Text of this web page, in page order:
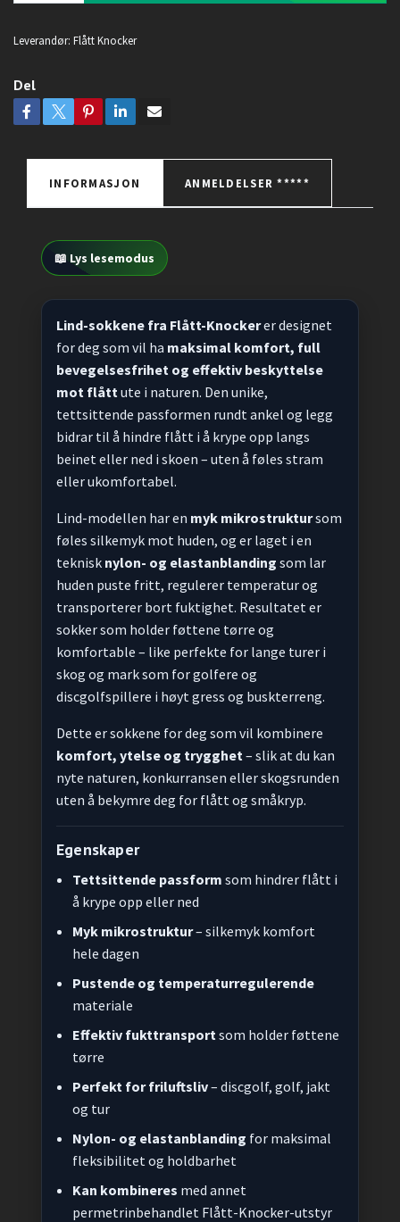
Leverandør: Flått Knocker
Del
INFORMASJON ANMELDELSER *****
📖 Lys lesemodus
Lind-sokkene fra Flått-Knockerer designet
for deg som vil ha maksimal komfort, full
bevegelsesfrihet og effektiv beskyttelse
mot flått ute i naturen. Den unike,
tettsittende passformen rundt ankel og legg
bidrar til å hindre flått i å krype opp langs
beinet eller ned i skoen – uten å føles stram
eller ukomfortabel.
Lind-modellen har en myk mikrostruktursom
føles silkemyk mot huden, og er laget i en
teknisk nylon- og elastanblanding som lar
huden puste fritt, regulerer temperatur og
transporterer bort fuktighet. Resultatet er
sokker som holder føttene tørre og
komfortable – like perfekte for lange turer i
skog og mark som for golfere og
discgolfspillere i høyt gress og buskterreng.
Dette er sokkene for deg som vil kombinere
komfort, ytelse og trygghet – slik at du kan
nyte naturen, konkurransen eller skogsrunden
uten å bekymre deg for flått og småkryp.
Egenskaper
Tettsittende passform som hindrer flått i
å krype opp eller ned
Myk mikrostruktur– silkemyk komfort
hele dagen
Pustende og temperaturregulerende
materiale
Effektiv fukttransport som holder føttene
tørre
Perfekt for friluftsliv– discgolf, golf, jakt
og tur
Nylon- og elastanblanding for maksimal
fleksibilitet og holdbarhet
Kan kombineres med annet
permetrinbehandlet Flått-Knocker-utstyr